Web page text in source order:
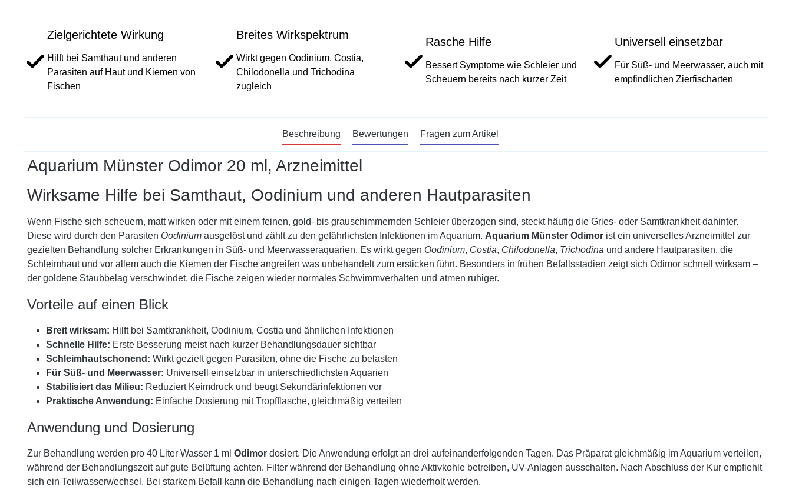
Zielgerichtete Wirkung
Hilft bei Samthaut und anderen
Parasiten auf Haut und Kiemen von
Fischen
Breites Wirkspektrum
Wirkt gegen Oodinium, Costia,
Chilodonella und Trichodina
zugleich
Rasche Hilfe
Bessert Symptome wie Schleier und
Scheuern bereits nach kurzer Zeit
Universell einsetzbar
Für Süß- und Meerwasser, auch mit
empfindlichen Zierfischarten
Beschreibung Bewertungen Fragen zum Artikel
Aquarium Münster Odimor 20 ml, Arzneimittel
Wirksame Hilfe bei Samthaut, Oodinium und anderen Hautparasiten
Wenn Fische sich scheuern, matt wirken oder mit einem feinen, gold- bis grauschimmernden Schleier überzogen sind, steckt häufig die Gries- oder Samtkrankheit dahinter.
Diese wird durch den Parasiten Oodinium ausgelöst und zählt zu den gefährlichsten Infektionen im Aquarium. Aquarium Münster Odimor ist ein universelles Arzneimittel zur
gezielten Behandlung solcher Erkrankungen in Süß- und Meerwasseraquarien. Es wirkt gegen Oodinium, Costia, Chilodonella, Trichodina und andere Hautparasiten, die
Schleimhaut und vor allem auch die Kiemen der Fische angreifen was unbehandelt zum ersticken führt. Besonders in frühen Befallsstadien zeigt sich Odimor schnell wirksam –
der goldene Staubbelag verschwindet, die Fische zeigen wieder normales Schwimmverhalten und atmen ruhiger.
Vorteile auf einen Blick
Breit wirksam: Hilft bei Samtkrankheit, Oodinium, Costia und ähnlichen Infektionen
Schnelle Hilfe: Erste Besserung meist nach kurzer Behandlungsdauer sichtbar
Schleimhautschonend: Wirkt gezielt gegen Parasiten, ohne die Fische zu belasten
Für Süß- und Meerwasser: Universell einsetzbar in unterschiedlichsten Aquarien
Stabilisiert das Milieu: Reduziert Keimdruck und beugt Sekundärinfektionen vor
Praktische Anwendung: Einfache Dosierung mit Tropfflasche, gleichmäßig verteilen
Anwendung und Dosierung
Zur Behandlung werden pro 40 Liter Wasser 1 ml Odimor dosiert. Die Anwendung erfolgt an drei aufeinanderfolgenden Tagen. Das Präparat gleichmäßig im Aquarium verteilen,
während der Behandlungszeit auf gute Belüftung achten. Filter während der Behandlung ohne Aktivkohle betreiben, UV-Anlagen ausschalten. Nach Abschluss der Kur empfiehlt
sich ein Teilwasserwechsel. Bei starkem Befall kann die Behandlung nach einigen Tagen wiederholt werden.